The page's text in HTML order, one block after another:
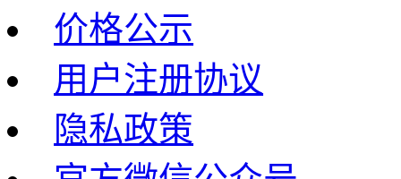
价格公示
用户注册协议
隐私政策